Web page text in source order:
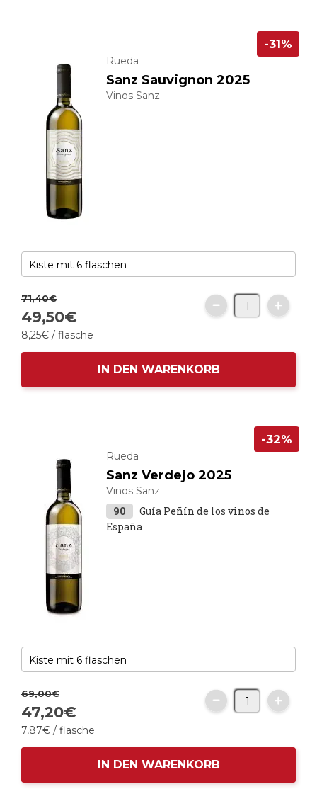
Rueda
Sanz Sauvignon 2025
Vinos Sanz
-31%
71,40€
49,50€
8,25€ / flasche
IN DEN WARENKORB
Rueda
Sanz Verdejo 2025
Vinos Sanz
90
Guía Peñín de los vinos de
España
-32%
69,00€
47,20€
7,87€ / flasche
IN DEN WARENKORB